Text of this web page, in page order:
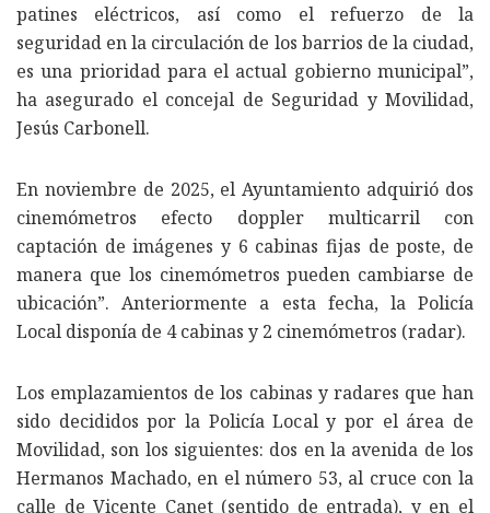
patines eléctricos, así como el refuerzo de la
seguridad en la circulación de los barrios de la ciudad,
es una prioridad para el actual gobierno municipal”,
ha asegurado el concejal de Seguridad y Movilidad,
Jesús Carbonell.
En noviembre de 2025, el Ayuntamiento adquirió dos
cinemómetros efecto doppler multicarril con
captación de imágenes y 6 cabinas fijas de poste, de
manera que los cinemómetros pueden cambiarse de
ubicación”. Anteriormente a esta fecha, la Policía
Local disponía de 4 cabinas y 2 cinemómetros (radar).
Los emplazamientos de los cabinas y radares que han
sido decididos por la Policía Local y por el área de
Movilidad, son los siguientes: dos en la avenida de los
Hermanos Machado, en el número 53, al cruce con la
calle de Vicente Canet (sentido de entrada), y en el